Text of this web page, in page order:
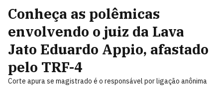
Conheça as polêmicas
envolvendo o juiz da Lava
Jato Eduardo Appio, afastado
pelo TRF-4
Corte apura se magistrado é o responsável por ligação anônima